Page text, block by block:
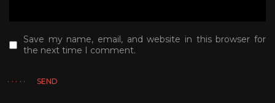
Save my name, email, and website in this browser for
the next time I comment.
SEND